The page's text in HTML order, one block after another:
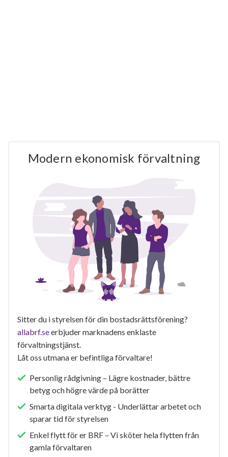
Modern ekonomisk förvaltning
Sitter du i styrelsen för din bostadsrättsförening?
allabrf.seerbjuder marknadens enklaste
förvaltningstjänst.
Låt oss utmana er befintliga förvaltare!
Personlig rådgivning – Lägre kostnader, bättre
betyg och högre värde på borätter
Smarta digitala verktyg - Underlättar arbetet och
sparar tid för styrelsen
Enkel flytt för er BRF – Vi sköter hela flytten från
gamla förvaltaren